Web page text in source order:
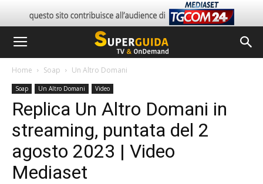
Home Soap Un Altro Domani
Soap Un Altro Domani Video
Replica Un Altro Domani in
streaming, puntata del 2
agosto 2023 | Video
Mediaset